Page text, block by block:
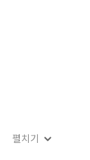
펼치기